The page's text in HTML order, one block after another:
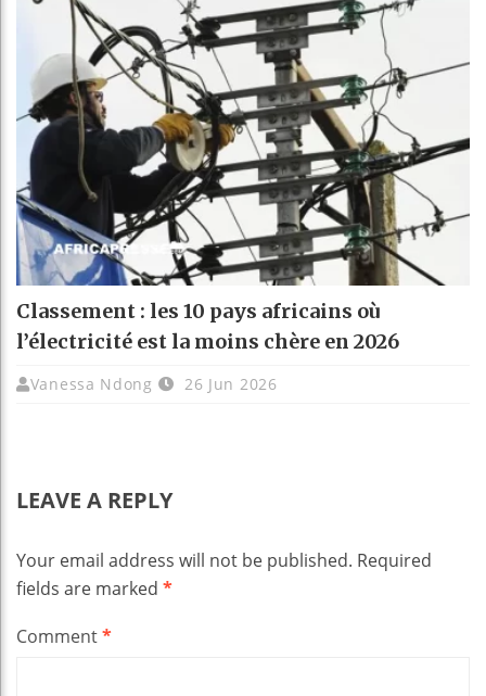
Classement : les 10 pays africains où
l’électricité est la moins chère en 2026
Vanessa Ndong 26 Jun 2026
LEAVE A REPLY
Your email address will not be published. Required
fields are marked *
Comment*